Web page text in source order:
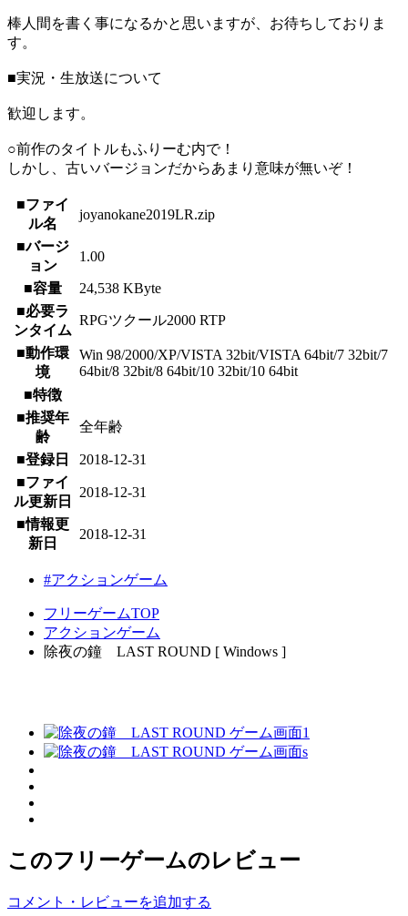
棒人間を書く事になるかと思いますが、お待ちしておりま
す。
■実況・生放送について
歓迎します。
○前作のタイトルもふりーむ内で！
しかし、古いバージョンだからあまり意味が無いぞ！
■ファイ
ル名
joyanokane2019LR.zip
■バージ
ョン
1.00
■容量
24,538 KByte
■必要ラ
ンタイム
RPGツクール2000 RTP
■動作環
境
Win 98/2000/XP/VISTA 32bit/VISTA 64bit/7 32bit/7
64bit/8 32bit/8 64bit/10 32bit/10 64bit
■特徴
■推奨年
齢
全年齢
■登録日
2018-12-31
■ファイ
ル更新日
2018-12-31
■情報更
新日
2018-12-31
#アクションゲーム
フリーゲームTOP
アクションゲーム
除夜の鐘 LAST ROUND [ Windows ]
このフリーゲームのレビュー
コメント・レビューを追加する